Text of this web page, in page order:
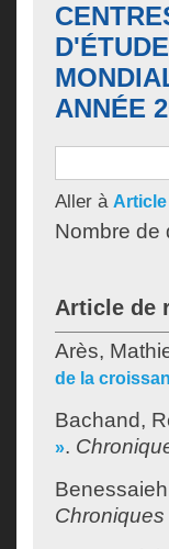
ANNÉE
Aller à
Nombre de
Article de
Arès,
de la
Bachand,
».